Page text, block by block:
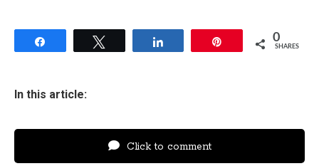
0
SHARES
In this article:
Click to comment